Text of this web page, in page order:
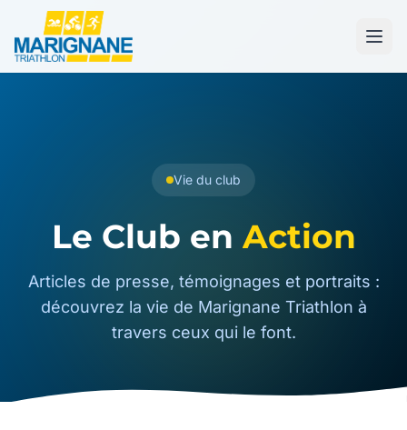
Vie du club
Le Club en Action
Articles de presse, témoignages et portraits :
découvrez la vie de Marignane Triathlon à
travers ceux qui le font.